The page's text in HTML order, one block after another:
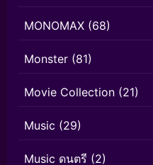
MONOMAX (68)
Monster (81)
Movie Collection (21)
Music (29)
Music ดนตรี (2)